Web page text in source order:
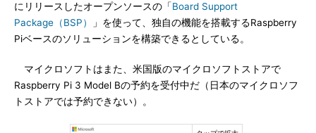
にリリースしたオープンソースの「Board Support
Package（BSP）
」を使って、独自の機能を搭載するRaspberry
Piベースのソリューションを構築できるとしている。
マイクロソフトはまた、米国版のマイクロソフトストアで
Raspberry Pi 3 Model Bの予約を受付中だ（日本のマイクロソフ
トストアでは予約できない）。